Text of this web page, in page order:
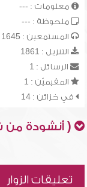
معلومات : ---
ملحوظة : ---
المستمعين : 1645
التنزيل : 1861
الرسائل : 1
المقيميّن : 1
في خزائن : 14
( أنشودة من
تعليقات الزوار